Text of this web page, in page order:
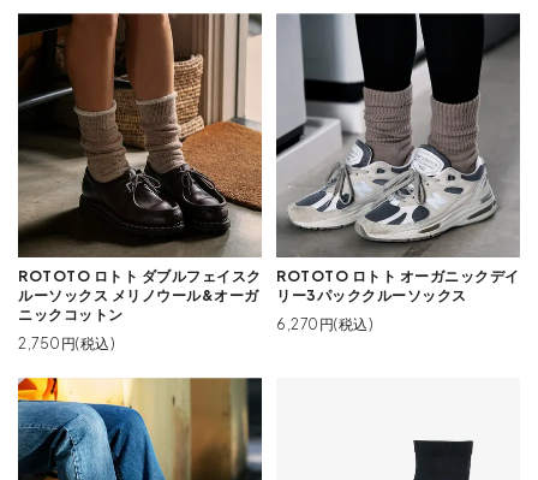
ROTOTO ロトト ダブルフェイスク
ルーソックス メリノウール&オーガ
ニックコットン
2,750円(税込)
ROTOTO ロトト オーガニックデイ
リー3パッククルーソックス
6,270円(税込)